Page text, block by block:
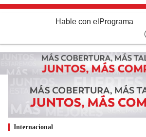
Hable con el Programa
Internacional